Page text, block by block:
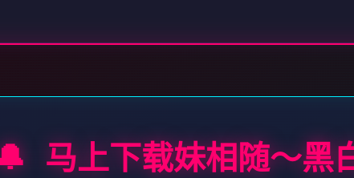
马上下载妹相随～黑